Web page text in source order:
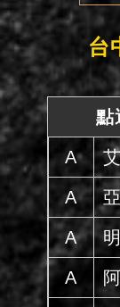
台
點
A
A
A
A